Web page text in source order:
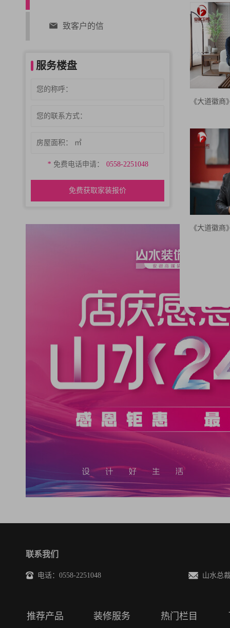
致客户的信
服务楼盘
* 免费电话申请： 0558-2251048
免费获取家装报价
联系我们
电话：0558-2251048 山水总裁
推荐产品 装修服务 热门栏目